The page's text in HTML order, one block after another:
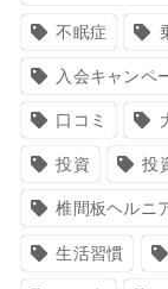
不眠症
入会キャンペ
口コミ
投資 投
椎間板ヘルニ
生活習慣